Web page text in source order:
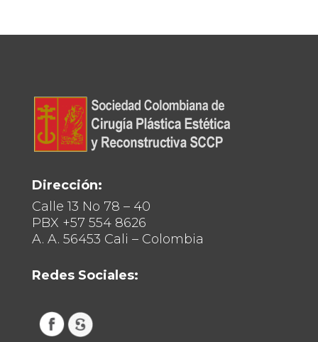
Dirección:
Calle 13 No 78 – 40
PBX +57 554 8626
A. A. 56453 Cali – Colombia
Redes Sociales: